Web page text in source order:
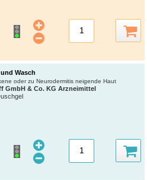
Wasch
oder zu Neurodermitis neigende Haut
GmbH & Co. KG Arzneimittel